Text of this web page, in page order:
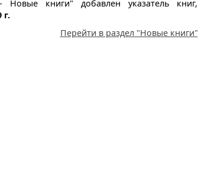
книги" добавлен указатель книг,
г.
Перейти в раздел "Новые книги"